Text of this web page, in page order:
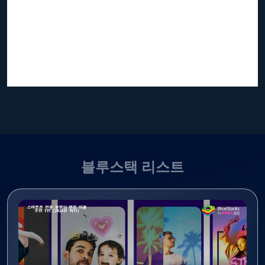
블루스택 리스트